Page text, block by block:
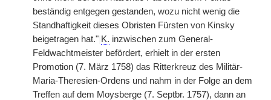
beständig entgegen gestanden, wozu nicht wenig die
Standhaftigkeit dieses Obristen Fürsten von Kinsky
beigetragen hat." K. inzwischen zum General-
Feldwachtmeister befördert, erhielt in der ersten
Promotion (7. März 1758) das Ritterkreuz des Militär-
Maria-Theresien-Ordens und nahm in der Folge an dem
Treffen auf dem Moysberge (7. Septbr. 1757), dann an